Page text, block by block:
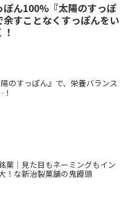
ぽん100%『太陽のすっぽ
余すことなくすっぽんをい
のすっぽん』で、栄養バランス
菓｜見た目もネーミングもイン
！な新治製菓舗の鬼饅頭